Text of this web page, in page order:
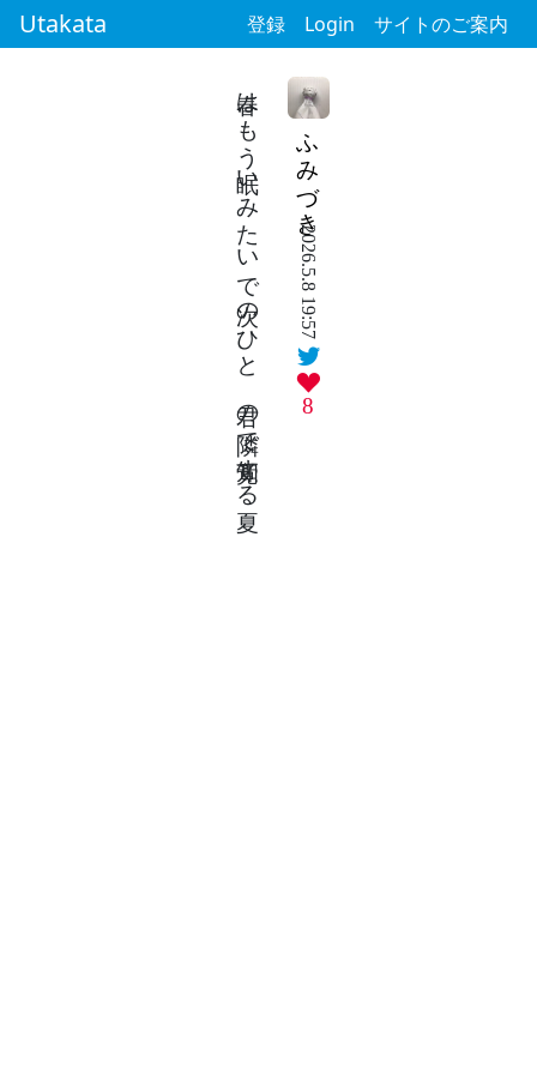
Utakata 登録 Login サイトのご案内
ふみづき
2026.5.8 19:57
8
春はもう眠いみたいで次のひと 君の隣で知覚する夏